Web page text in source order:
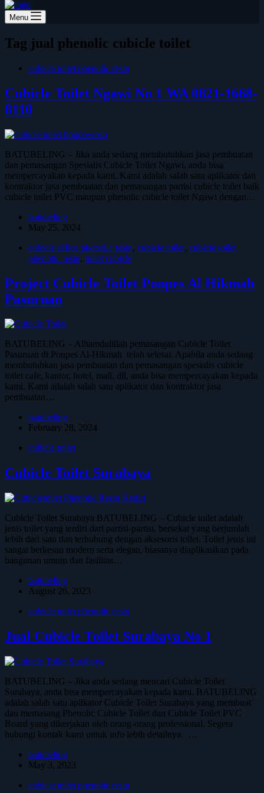
Menu
Tag jual phenolic cubicle toilet
cubicle toilet phenolic resin
Cubicle Toilet Ngawi No 1 WA 0821-1668-
8110
BATUBELING – Jika anda sedang membutuhkan jasa pembuatan
dan pemasangan Spesialis Cubicle Toilet Ngawi, anda bisa
mempercayakan kepada kami. Kami adalah salah satu aplikator dan
kontraktor jasa pembuatan dan pemasangan partisi cubicle toilet baik
cubicle toilet PVC maupun phenolic cubicle toilet Ngawi dengan…
batubeling
May 25, 2024
cubicle office phenolic resin, cubicle toilet, cubicle toilet
phenolic resin, toilet cubicle
Project Cubicle Toilet Ponpes Al Hikmah
Pasuruan
BATUBELING – Alhamdulillah pemasangan Cubicle Toilet
Pasuruan di Ponpes Al-Hikmah telah selesai. Apabila anda sedang
membutuhkan jasa pembuatan dan pemasangan spesialis cubicle
toilet cafe, kantor, hotel, mall, dll, anda bisa mempercayakan kepada
kami. Kami adalah salah satu aplikator dan kontraktor jasa
pembuatan…
batubeling
February 28, 2024
cubicle toilet
Cubicle Toilet Surabaya
Cubicle Toilet Surabaya BATUBELING – Cubicle toilet adalah
jenis toilet yang terdiri dari partisi-partisi, bersekat yang berjumlah
lebih dari satu dan terhubung dengan aksesoris toilet. Toilet jenis ini
sangat berkesan modern serta elegan, biasanya diaplikasikan pada
bangunan umum dan fasilitas…
batubeling
August 26, 2023
cubicle toilet phenolic resin
Jual Cubicle Toilet Surabaya No 1
BATUBELING – Jika anda sedang mencari Cubicle Toilet
Surabaya, anda bisa mempercayakan kepada kami. BATUBELING
adalah salah satu aplikator Cubicle Toilet Surabaya yang membuat
dan memasang Phenolic Cubicle Toilet dan Cubicle Toilet PVC
Board yang dikerjakan oleh orang-orang professional. Segera
hubungi kontak kami untuk info lebih detailnya. …
batubeling
May 3, 2023
cubicle toilet phenolic resin